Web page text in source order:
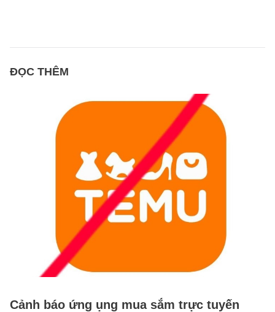
ĐỌC THÊM
Cảnh báo ứng ụng mua sắm trực tuyến